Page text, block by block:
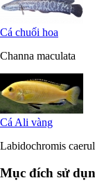
Cá chuối hoa
Channa maculata
Cá Ali vàng
Labidochromis
Mục đích sử